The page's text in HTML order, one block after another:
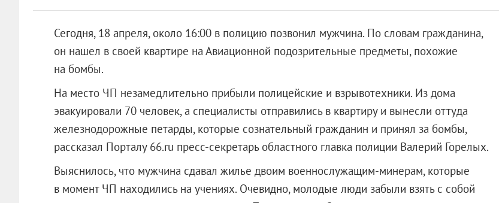
Сегодня, 18 апреля, около 16:00 в полицию позвонил мужчина. По словам гражданина,
он нашел в своей квартире на Авиационной подозрительные предметы, похожие
на бомбы.
На место ЧП незамедлительно прибыли полицейские и взрывотехники. Из дома
эвакуировали 70 человек, а специалисты отправились в квартиру и вынесли оттуда
железнодорожные петарды, которые сознательный гражданин и принял за бомбы,
рассказал Порталу 66.ru пресс-секретарь областного главка полиции Валерий Горелых.
Выяснилось, что мужчина сдавал жилье двоим военнослужащим-минерам, которые
в момент ЧП находились на учениях. Очевидно, молодые люди забыли взять с собой